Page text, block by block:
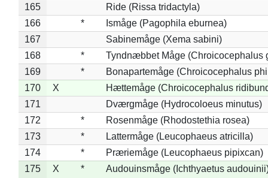
165
Ride (Rissa tridactyla)
166
*
Ismåge (Pagophila eburnea)
167
Sabinemåge (Xema sabini)
168
*
Tyndnæbbet Måge (Chroicocephalus
169
*
Bonapartemåge (Chroicocephalus
170
X
Hættemåge (Chroicocephalus
171
Dværgmåge (Hydrocoloeus minutus)
172
*
Rosenmåge (Rhodostethia rosea)
173
*
Lattermåge (Leucophaeus atricilla)
174
*
Præriemåge (Leucophaeus pipixcan)
175
X * Audouinsmåge (Ichthyaetus